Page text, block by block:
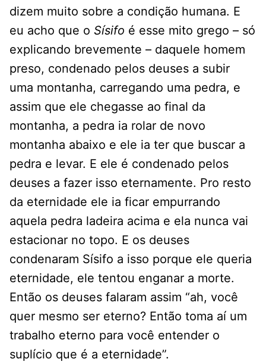
dizem muito sobre a condição humana. E
eu acho que o Sísifo é esse mito grego – só
explicando brevemente – daquele homem
preso, condenado pelos deuses a subir
uma montanha, carregando uma pedra, e
assim que ele chegasse ao final da
montanha, a pedra ia rolar de novo
montanha abaixo e ele ia ter que buscar a
pedra e levar. E ele é condenado pelos
deuses a fazer isso eternamente. Pro resto
da eternidade ele ia ficar empurrando
aquela pedra ladeira acima e ela nunca vai
estacionar no topo. E os deuses
condenaram Sísifo a isso porque ele queria
eternidade, ele tentou enganar a morte.
Então os deuses falaram assim “ah, você
quer mesmo ser eterno? Então toma aí um
trabalho eterno para você entender o
suplício que é a eternidade”.